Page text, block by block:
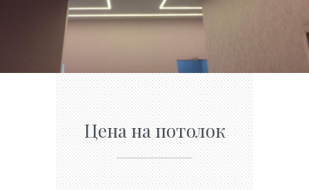
Цена на потолок